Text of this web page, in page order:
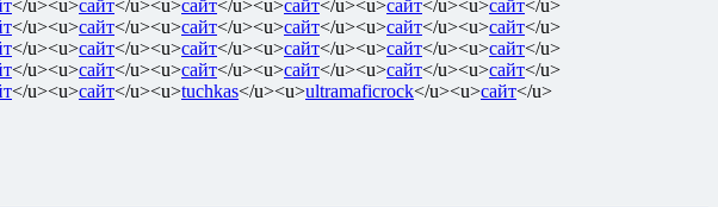
</u><u>сайт</u><u>сайт</u><u>сайт</u><u>сайт</u><u>сайт</u>
</u><u>сайт</u><u>сайт</u><u>сайт</u><u>сайт</u><u>сайт</u>
</u><u>сайт</u><u>сайт</u><u>сайт</u><u>сайт</u><u>сайт</u>
</u><u>сайт</u><u>сайт</u><u>сайт</u><u>сайт</u><u>сайт</u>
</u><u>сайт</u><u>tuchkas</u><u>ultramaficrock</u><u>сайт</u>